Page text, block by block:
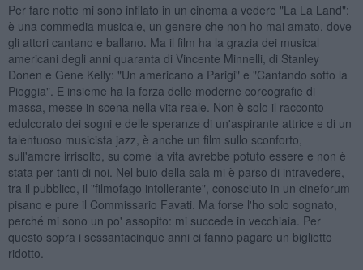
Per fare notte mi sono infilato in un cinema a vedere "La La Land":
è una commedia musicale, un genere che non ho mai amato, dove
gli attori cantano e ballano. Ma il film ha la grazia dei musical
americani degli anni quaranta di Vincente Minnelli, di Stanley
Donen e Gene Kelly: "Un americano a Parigi" e "Cantando sotto la
Pioggia". E insieme ha la forza delle moderne coreografie di
massa, messe in scena nella vita reale. Non è solo il racconto
edulcorato dei sogni e delle speranze di un'aspirante attrice e di un
talentuoso musicista jazz, è anche un film sullo sconforto,
sull'amore irrisolto, su come la vita avrebbe potuto essere e non è
stata per tanti di noi. Nel buio della sala mi è parso di intravedere,
tra il pubblico, il "filmofago intollerante", conosciuto in un cineforum
pisano e pure il Commissario Favati. Ma forse l'ho solo sognato,
perché mi sono un po' assopito: mi succede in vecchiaia. Per
questo sopra i sessantacinque anni ci fanno pagare un biglietto
ridotto.